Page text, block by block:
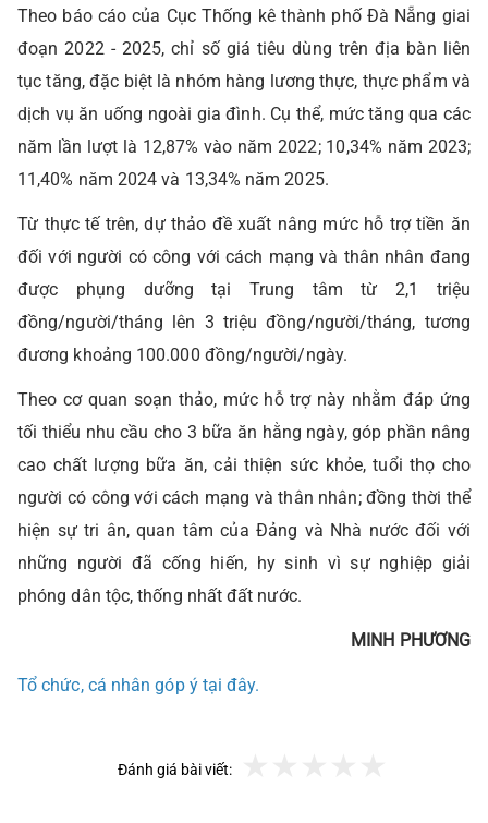
Theo báo cáo của Cục Thống kê thành phố Đà Nẵng giai
đoạn 2022 - 2025, chỉ số giá tiêu dùng trên địa bàn liên
tục tăng, đặc biệt là nhóm hàng lương thực, thực phẩm và
dịch vụ ăn uống ngoài gia đình. Cụ thể, mức tăng qua các
năm lần lượt là 12,87% vào năm 2022; 10,34% năm 2023;
11,40% năm 2024 và 13,34% năm 2025.
Từ thực tế trên, dự thảo đề xuất nâng mức hỗ trợ tiền ăn
đối với người có công với cách mạng và thân nhân đang
được phụng dưỡng tại Trung tâm từ 2,1 triệu
đồng/người/tháng lên 3 triệu đồng/người/tháng, tương
đương khoảng 100.000 đồng/người/ngày.
Theo cơ quan soạn thảo, mức hỗ trợ này nhằm đáp ứng
tối thiểu nhu cầu cho 3 bữa ăn hằng ngày, góp phần nâng
cao chất lượng bữa ăn, cải thiện sức khỏe, tuổi thọ cho
người có công với cách mạng và thân nhân; đồng thời thể
hiện sự tri ân, quan tâm của Đảng và Nhà nước đối với
những người đã cống hiến, hy sinh vì sự nghiệp giải
phóng dân tộc, thống nhất đất nước.
MINH PHƯƠNG
Tổ chức, cá nhân góp ý tại đây.
Đánh giá bài viết: